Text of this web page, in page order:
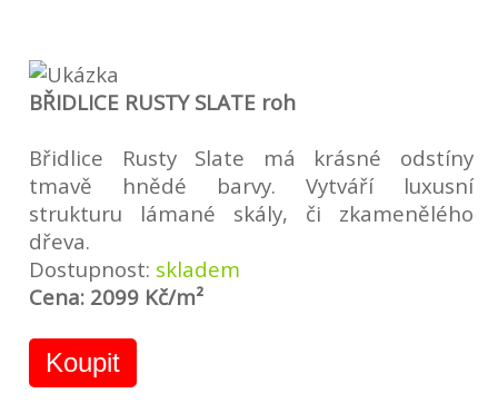
BŘIDLICE RUSTY SLATE roh
Břidlice Rusty Slate má krásné odstíny
tmavě hnědé barvy. Vytváří luxusní
strukturu lámané skály, či zkamenělého
dřeva.
Dostupnost: skladem
Cena: 2099 Kč/m²
Koupit